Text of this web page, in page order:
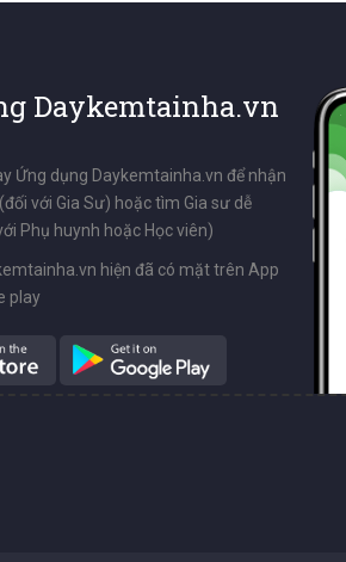
Daykemtainha.vn
Ứng dụng Daykemtainha.vn để nhận
với Gia Sư) hoặc tìm Gia sư dễ
Phụ huynh hoặc Học viên)
hiện đã có mặt trên App
play